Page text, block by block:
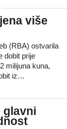
više
(RBA) ostvarila
dobit prije
milijuna kuna,
iz…
glavni